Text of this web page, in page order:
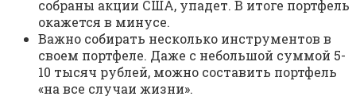
собраны акции США, упадет. В итоге портфель
окажется в минусе.
Важно собирать несколько инструментов в
своем портфеле. Даже с небольшой суммой 5-
10 тысяч рублей, можно составить портфель
«на все случаи жизни».